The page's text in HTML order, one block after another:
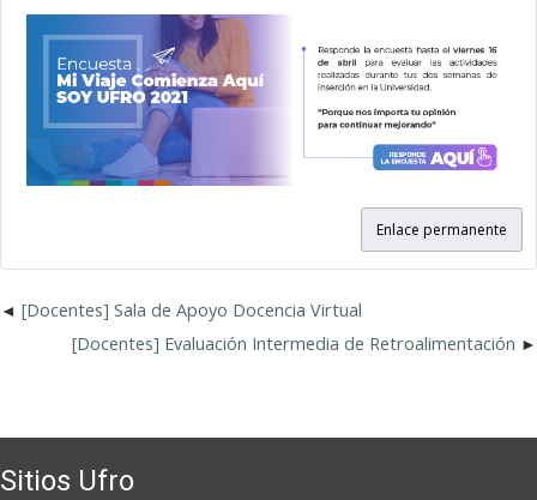
Enlace permanente
[Docentes] Sala de Apoyo Docencia Virtual
[Docentes] Evaluación Intermedia de Retroalimentación
Sitios Ufro